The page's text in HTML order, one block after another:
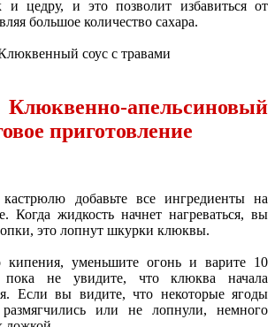
и цедру, и это позволит избавиться от
большое количество сахара.
апельсиновый
приготовление
добавьте все ингредиенты на
Когда жидкость начнет нагреваться, вы
это лопнут шкурки клюквы.
кипения, уменьшите огонь и варите 10
не увидите, что клюква начала
Если вы видите, что некоторые ягоды
или не лопнули, немного